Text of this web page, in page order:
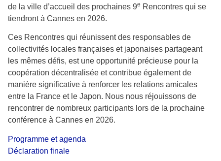
de la ville d’accueil des prochaines 9e Rencontres qui se
tiendront à Cannes en 2026.
Ces Rencontres qui réunissent des responsables de
collectivités locales françaises et japonaises partageant
les mêmes défis, est une opportunité précieuse pour la
coopération décentralisée et contribue également de
manière significative à renforcer les relations amicales
entre la France et le Japon. Nous nous réjouissons de
rencontrer de nombreux participants lors de la prochaine
conférence à Cannes en 2026.
Programme et agenda
Déclaration finale